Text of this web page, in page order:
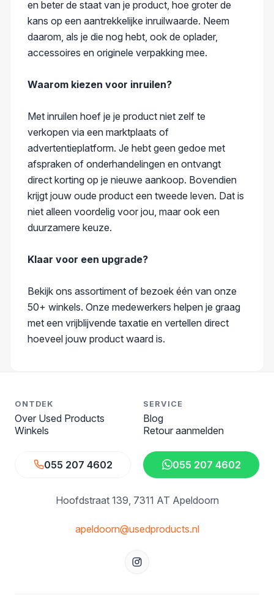
en beter de staat van je product, hoe groter de
kans op een aantrekkelijke inruilwaarde. Neem
daarom, als je die nog hebt, ook de oplader,
accessoires en originele verpakking mee.
Waarom kiezen voor inruilen?
Met inruilen hoef je je product niet zelf te
verkopen via een marktplaats of
advertentieplatform. Je hebt geen gedoe met
afspraken of onderhandelingen en ontvangt
direct korting op je nieuwe aankoop. Bovendien
krijgt jouw oude product een tweede leven. Dat is
niet alleen voordelig voor jou, maar ook een
duurzamere keuze.
Klaar voor een upgrade?
Bekijk ons assortiment of bezoek één van onze
50+ winkels. Onze medewerkers helpen je graag
met een vrijblijvende taxatie en vertellen direct
hoeveel jouw product waard is.
Hoofdstraat 139 7311 AT Apeldoorn
ONTDEK
Over Used Products
Winkels
SERVICE
Blog
Retour aanmelden
055 207 4602 055 207 4602
apeldoorn@usedproducts.nl